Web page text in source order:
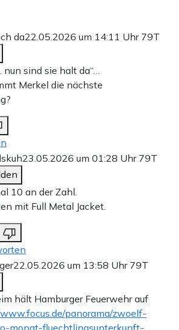
da22.05.2026 um 14:11 Uhr 79T
nun sind sie halt da“…
Merkel die nächste
23.05.2026 um 01:28 Uhr 79T
10 an der Zahl.
mit Full Metal Jacket.
22.05.2026 um 13:58 Uhr 79T
hält Hamburger Feuerwehr auf
panorama/zwoelf-
monat-fluechtlingsunterkunft-